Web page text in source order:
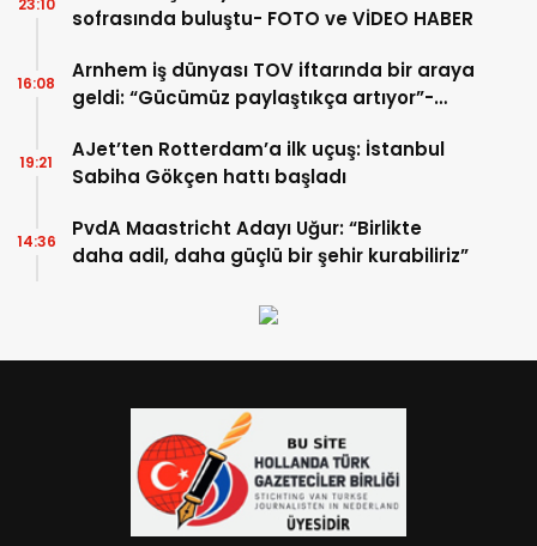
sofrasında buluştu- FOTO ve VİDEO HABER
23:10
Arnhem iş dünyası TOV iftarında bir araya
geldi: “Gücümüz paylaştıkça artıyor”-
16:08
AJet’ten Rotterdam’a ilk uçuş: İstanbul
Sabiha Gökçen hattı başladı
19:21
PvdA Maastricht Adayı Uğur: “Birlikte
daha adil, daha güçlü bir şehir kurabiliriz”
14:36